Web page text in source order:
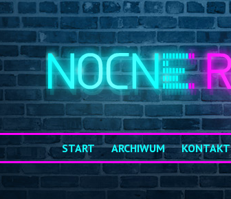
START ARCHIWUM KONTAKT